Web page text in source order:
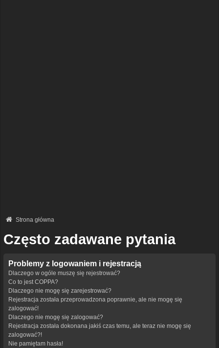
Strona główna
Często zadawane pytania
Problemy z logowaniem i rejestracją
Dlaczego w ogóle muszę się rejestrować?
Co to jest COPPA?
Dlaczego nie mogę się zarejestrować?
Rejestracja została przeprowadzona poprawnie, ale nie mogę się
zalogować!
Dlaczego nie mogę się zalogować?
Rejestracja została dokonana jakiś czas temu, ale teraz nie mogę się
zalogować?!
Nie pamiętam hasła!